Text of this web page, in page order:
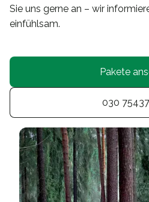
Sie uns gerne an – wir
einfühlsam.
Pakete
030